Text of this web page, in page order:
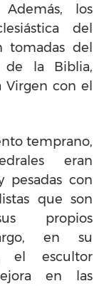
los
del
tomadas del
de la Biblia,
con el
temprano,
eran
pesadas con
que son
propios
en su
el escultor
en las